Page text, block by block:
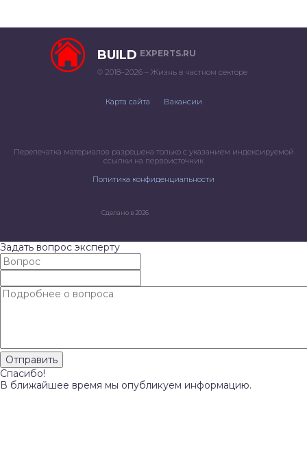
BUILD EXPERTS.RU
© 2018–2026 – Жизнь в частном секторе
Карта сайта Вакансии
Перепечатка материалов разрешена только с указанием индексируемой
ссылки на первоисточник
Политика конфиденциальности
Сделано в 2026
Задать вопрос эксперту
Спасибо!
В ближайшее время мы опубликуем информацию.